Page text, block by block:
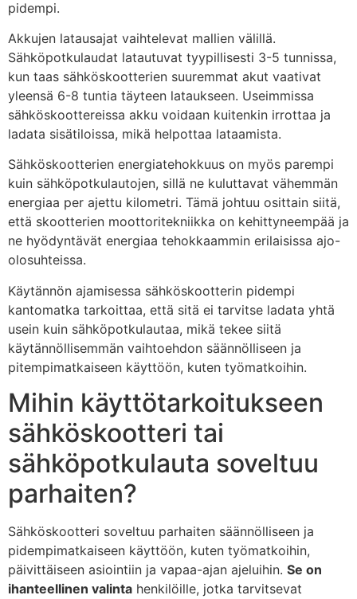
pidempi.
Akkujen latausajat vaihtelevat mallien välillä.
Sähköpotkulaudat latautuvat tyypillisesti 3-5 tunnissa,
kun taas sähköskootterien suuremmat akut vaativat
yleensä 6-8 tuntia täyteen lataukseen. Useimmissa
sähköskoottereissa akku voidaan kuitenkin irrottaa ja
ladata sisätiloissa, mikä helpottaa lataamista.
Sähköskootterien energiatehokkuus on myös parempi
kuin sähköpotkulautojen, sillä ne kuluttavat vähemmän
energiaa per ajettu kilometri. Tämä johtuu osittain siitä,
että skootterien moottoritekniikka on kehittyneempää ja
ne hyödyntävät energiaa tehokkaammin erilaisissa ajo-
olosuhteissa.
Käytännön ajamisessa sähköskootterin pidempi
kantomatka tarkoittaa, että sitä ei tarvitse ladata yhtä
usein kuin sähköpotkulautaa, mikä tekee siitä
käytännöllisemmän vaihtoehdon säännölliseen ja
pitempimatkaiseen käyttöön, kuten työmatkoihin.
Mihin käyttötarkoitukseen
sähköskootteri tai
sähköpotkulauta soveltuu
parhaiten?
Sähköskootteri soveltuu parhaiten säännölliseen ja
pidempimatkaiseen käyttöön, kuten työmatkoihin,
päivittäiseen asiointiin ja vapaa-ajan ajeluihin. Se on
ihanteellinen valinta henkilöille, jotka tarvitsevat